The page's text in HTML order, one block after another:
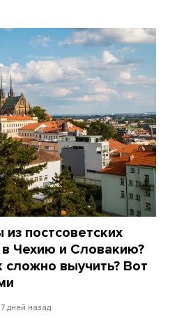
постсоветских
в Чехию и Словакию?
выучить? Вот
7 дней назад